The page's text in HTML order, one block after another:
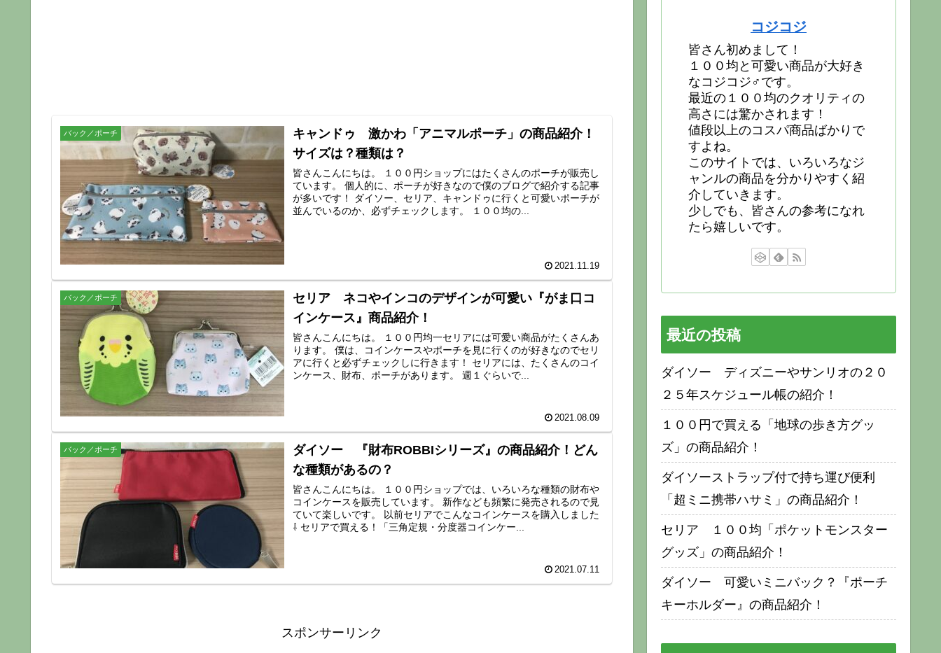
バック／ポーチ
キャンドゥ 激かわ「アニマルポーチ」の商品紹介！
サイズは？種類は？
皆さんこんにちは。 １００円ショップにはたくさんのポーチが販売し
ています。 個人的に、ポーチが好きなので僕のブログで紹介する記事
が多いです！ ダイソー、セリア、キャンドゥに行くと可愛いポーチが
並んでいるのか、必ずチェックします。 １００均の...
2021.11.19
バック／ポーチ
セリア ネコやインコのデザインが可愛い『がま口コ
インケース』商品紹介！
皆さんこんにちは。 １００円均一セリアには可愛い商品がたくさんあ
ります。 僕は、コインケースやポーチを見に行くのが好きなのでセリ
アに行くと必ずチェックしに行きます！ セリアには、たくさんのコイ
ンケース、財布、ポーチがあります。 週１ぐらいで...
2021.08.09
バック／ポーチ
ダイソー 『財布ROBBIシリーズ』の商品紹介！どん
な種類があるの？
皆さんこんにちは。 １００円ショップでは、いろいろな種類の財布や
コインケースを販売しています。 新作なども頻繁に発売されるので見
ていて楽しいです。 以前セリアでこんなコインケースを購入しました
⇩ セリアで買える！「三角定規・分度器コインケー...
2021.07.11
スポンサーリンク
コジコジ
皆さん初めまして！
１００均と可愛い商品が大好き
なコジコジ♂です。
最近の１００均のクオリティの
高さには驚かされます！
値段以上のコスパ商品ばかりで
すよね。
このサイトでは、いろいろなジ
ャンルの商品を分かりやすく紹
介していきます。
少しでも、皆さんの参考になれ
たら嬉しいです。
最近の投稿
ダイソー ディズニーやサンリオの２０
２５年スケジュール帳の紹介！
１００円で買える「地球の歩き方グッ
ズ」の商品紹介！
ダイソーストラップ付で持ち運び便利
「超ミニ携帯ハサミ」の商品紹介！
セリア １００均「ポケットモンスター
グッズ」の商品紹介！
ダイソー 可愛いミニバック？『ポーチ
キーホルダー』の商品紹介！